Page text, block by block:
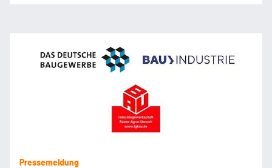
Pressemeldung